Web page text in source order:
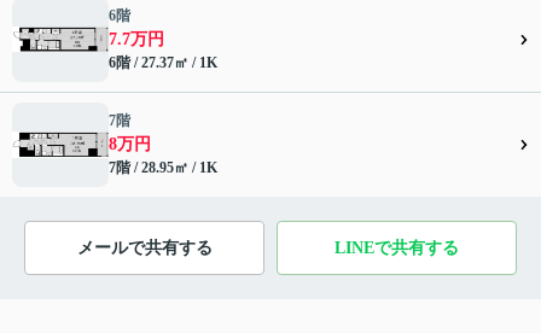
6階
7.7万円
6階 / 27.37㎡ / 1K
7階
8万円
7階 / 28.95㎡ / 1K
メールで共有する LINEで共有する